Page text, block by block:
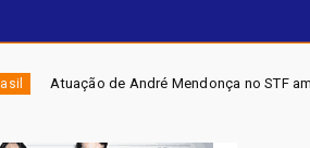
no STF amplia atrito com a PF em